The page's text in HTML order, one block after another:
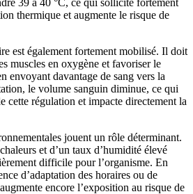
thermique et augmente le risque de
est également fortement mobilisé. Il doit
muscles en oxygène et favoriser le
envoyant davantage de sang vers la
le volume sanguin diminue, ce qui
cette régulation et impacte directement la
jouent un rôle déterminant.
et d’un taux d’humidité élevé
difficile pour l’organisme. En
d’adaptation des horaires ou de
encore l’exposition au risque de